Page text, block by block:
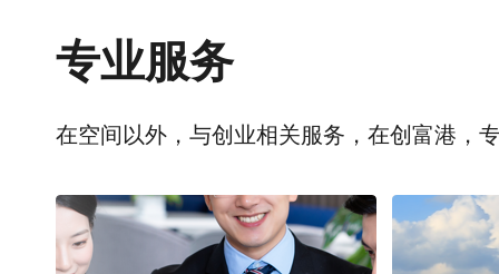
专业服务
在空间以外，与创业相关服务，在创富港，